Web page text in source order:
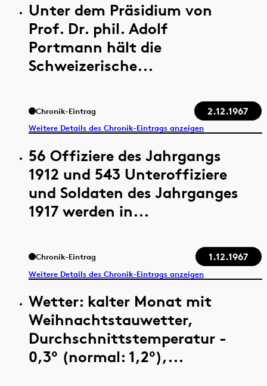
Unter dem Präsidium von
Prof. Dr. phil. Adolf
Portmann hält die
Schweizerische...
Chronik-Eintrag 2.12.1967
Weitere Details des Chronik-Eintrags anzeigen
56 Offiziere des Jahrgangs
1912 und 543 Unteroffiziere
und Soldaten des Jahrganges
1917 werden in...
Chronik-Eintrag 1.12.1967
Weitere Details des Chronik-Eintrags anzeigen
Wetter: kalter Monat mit
Weihnachtstauwetter,
Durchschnittstemperatur -
0,3° (normal: 1,2°),...